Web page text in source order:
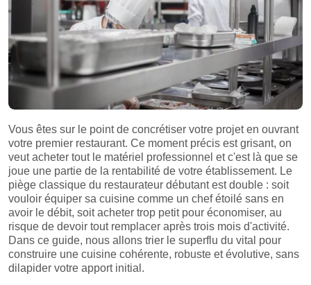
Vous êtes sur le point de concrétiser votre projet en ouvrant
votre premier restaurant. Ce moment précis est grisant, on
veut acheter tout le matériel professionnel et c'est là que se
joue une partie de la rentabilité de votre établissement. Le
piège classique du restaurateur débutant est double : soit
vouloir équiper sa cuisine comme un chef étoilé sans en
avoir le débit, soit acheter trop petit pour économiser, au
risque de devoir tout remplacer après trois mois d'activité.
Dans ce guide, nous allons trier le superflu du vital pour
construire une cuisine cohérente, robuste et évolutive, sans
dilapider votre apport initial.